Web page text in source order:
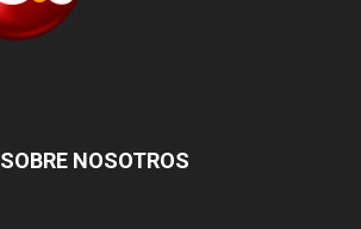
SOBRE NOSOTROS